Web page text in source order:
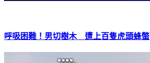
呼吸困難！男切樹木 遭上百隻虎頭蜂螫